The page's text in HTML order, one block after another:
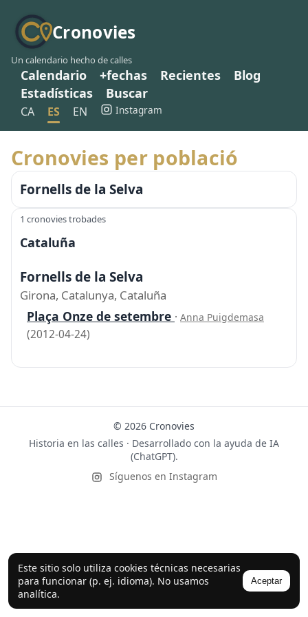
Cronovies
Un calendario hecho de calles
Calendario +fechas Recientes
Blog
Estadísticas
Buscar
CA ES EN Instagram
Este sitio solo utiliza cookies técnicas necesarias
para funcionar (p. ej. idioma). No usamos
analítica.
Aceptar
Cronovies per població
Fornells de la Selva
1 cronovies trobades
Cataluña
Fornells de la Selva
Girona, Catalunya, Cataluña
Plaça Onze de setembre · Anna Puigdemasa
(2012-04-24)
© 2026 Cronovies
Historia en las calles · Desarrollado con la ayuda de IA
(ChatGPT).
Síguenos en Instagram